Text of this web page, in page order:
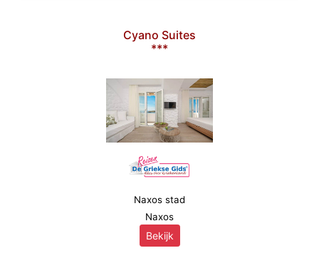
Cyano Suites
***
Naxos stad
Naxos
Bekijk